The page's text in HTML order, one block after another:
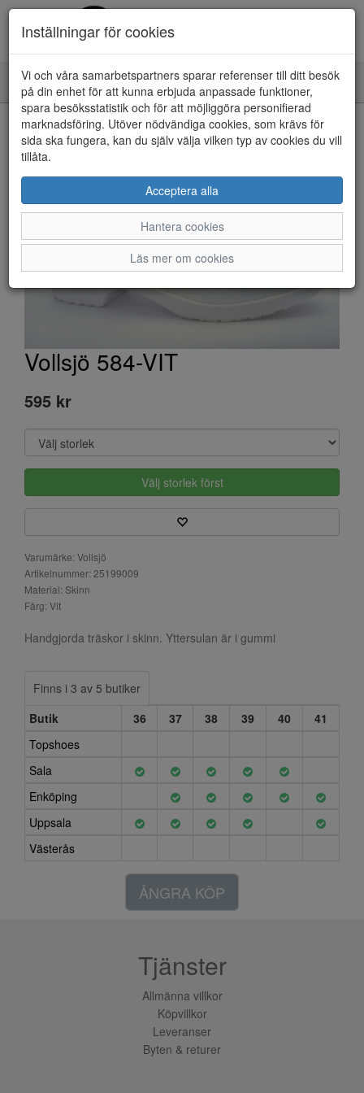
Toggle
navigation
HEM
Vollsjö 584-VIT
595 kr
Välj storlek först
Varumärke: Vollsjö
Artikelnummer: 25199009
Material: Skinn
Färg: Vit
Handgjorda träskor i skinn. Yttersulan är i gummi
Finns i 3 av 5 butiker
Butik
36 37 38 39 40
41
Topshoes
Sala
Enköping
Uppsala
Västerås
ÅNGRA KÖP
Inställningar för cookies
Vi och våra samarbetspartners sparar referenser till ditt besök
på din enhet för att kunna erbjuda anpassade funktioner,
spara besöksstatistik och för att möjliggöra personifierad
marknadsföring. Utöver nödvändiga cookies, som krävs för
sida ska fungera, kan du själv välja vilken typ av cookies du vill
tillåta.
Acceptera alla
Hantera cookies
Läs mer om cookies
Tjänster
Allmänna villkor
Köpvillkor
Leveranser
Byten & returer